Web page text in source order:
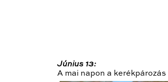
Június 13:
A mai napon a